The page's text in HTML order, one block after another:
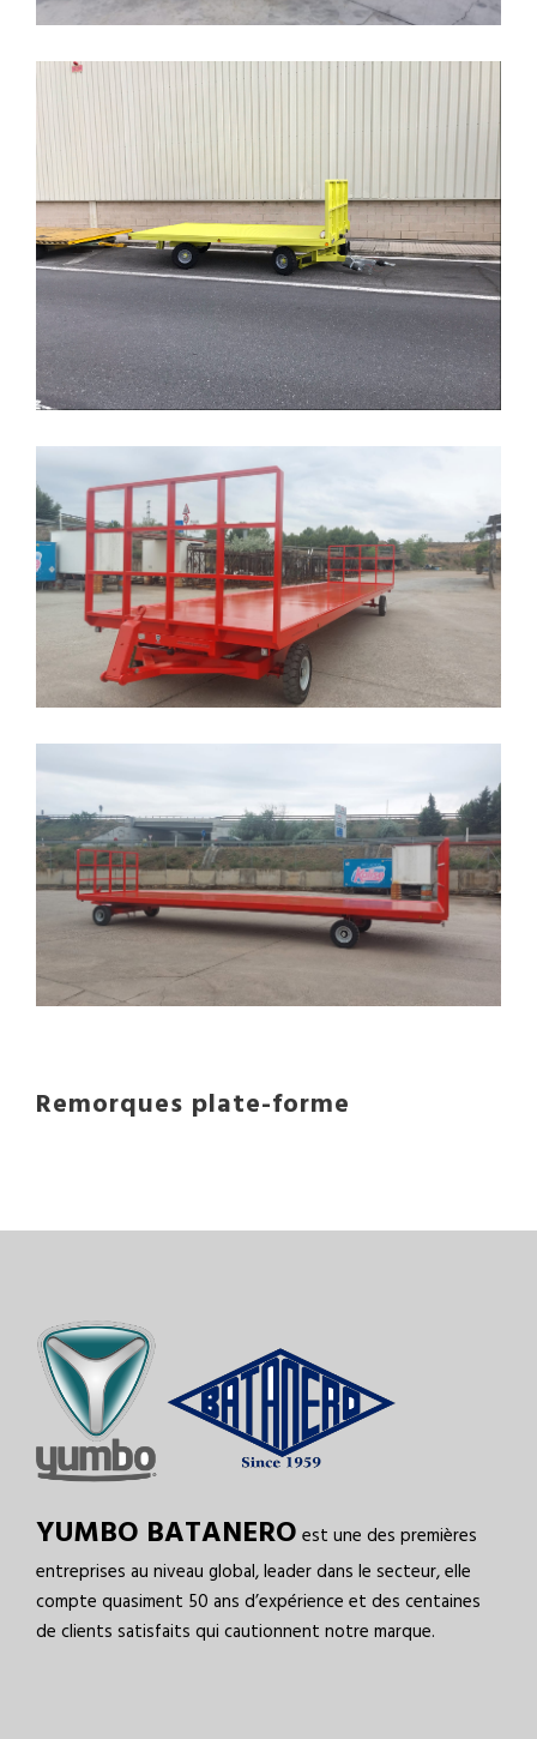
Remorques plate-forme
YUMBO BATANERO est une des premières
entreprises au niveau global, leader dans le secteur, elle
compte quasiment 50 ans d’expérience et des centaines
de clients satisfaits qui cautionnent notre marque.